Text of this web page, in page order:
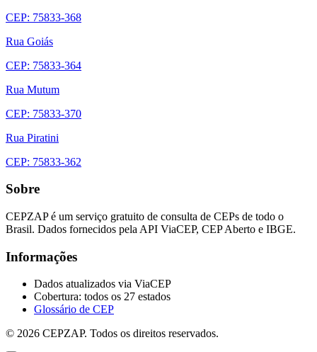
CEP: 75833-368
Rua Goiás
CEP: 75833-364
Rua Mutum
CEP: 75833-370
Rua Piratini
CEP: 75833-362
Sobre
CEPZAP é um serviço gratuito de consulta de CEPs de todo o
Brasil. Dados fornecidos pela API ViaCEP, CEP Aberto e IBGE.
Informações
Dados atualizados via ViaCEP
Cobertura: todos os 27 estados
Glossário de CEP
© 2026 CEPZAP. Todos os direitos reservados.